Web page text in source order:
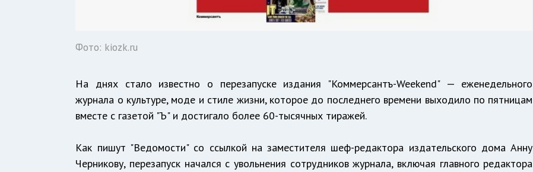
Фото: kiozk.ru
На днях стало известно о перезапуске издания "Коммерсантъ-Weekend" — еженедельного
журнала о культуре, моде и стиле жизни, которое до последнего времени выходило по пятницам
вместе с газетой "Ъ" и достигало более 60-тысячных тиражей.
Как пишут "Ведомости" со ссылкой на заместителя шеф-редактора издательского дома Анну
Черникову, перезапуск начался с увольнения сотрудников журнала, включая главного редактора